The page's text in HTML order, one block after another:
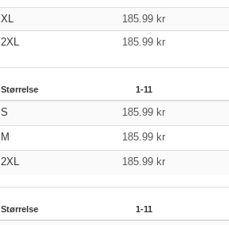
XL 185.99 kr
2XL
185.99 kr
Størrelse 1-11
S 185.99 kr
M 185.99 kr
2XL 185.99 kr
Størrelse 1-11